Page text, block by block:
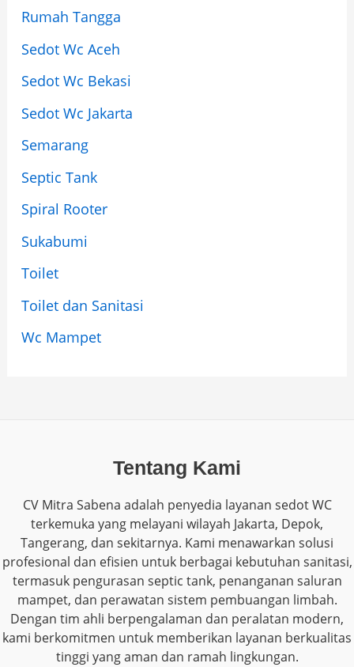
Rumah Tangga
Sedot Wc Aceh
Sedot Wc Bekasi
Sedot Wc Jakarta
Semarang
Septic Tank
Spiral Rooter
Sukabumi
Toilet
Toilet dan Sanitasi
Wc Mampet
Tentang Kami
CV Mitra Sabena adalah penyedia layanan sedot WC
terkemuka yang melayani wilayah Jakarta, Depok,
Tangerang, dan sekitarnya. Kami menawarkan solusi
profesional dan efisien untuk berbagai kebutuhan sanitasi,
termasuk pengurasan septic tank, penanganan saluran
mampet, dan perawatan sistem pembuangan limbah.
Dengan tim ahli berpengalaman dan peralatan modern,
kami berkomitmen untuk memberikan layanan berkualitas
tinggi yang aman dan ramah lingkungan.